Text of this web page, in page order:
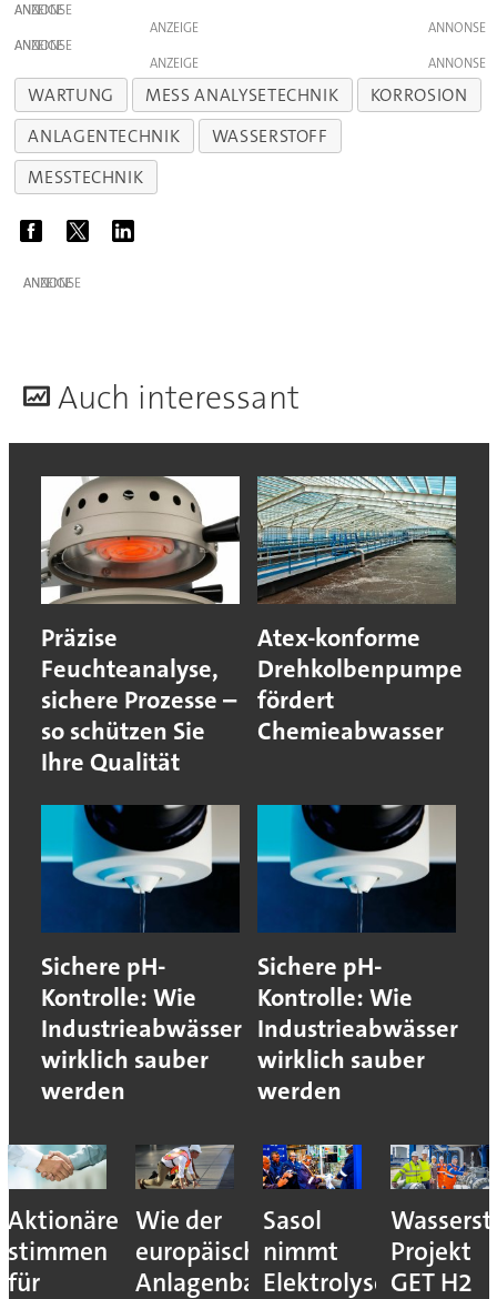
ANZEIGE
ANZEIGE
ANZEIGE
ANZEIGE
WARTUNG MESS ANALYSETECHNIK
KORROSION
ANLAGENTECHNIK
WASSERSTOFF
MESSTECHNIK
ANZEIGE
Auch interessant
Präzise
Feuchteanalyse,
sichere Prozesse –
so schützen Sie
Ihre Qualität
Atex-konforme
Drehkolbenpumpe
fördert
Chemieabwasser
Sichere pH-
Kontrolle: Wie
Industrieabwässer
wirklich sauber
werden
Sichere pH-
Kontrolle: Wie
Industrieabwässer
wirklich sauber
werden
Aktionäre
stimmen
für
Wie der
europäische
Anlagenbau
Sasol
nimmt
Elektrolyseur
Projekt
GET H2